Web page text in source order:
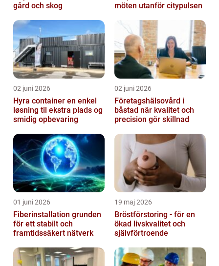
gård och skog
möten utanför citypulsen
02 juni 2026
Hyra container en enkel
løsning til ekstra plads og
smidig opbevaring
02 juni 2026
Företagshälsovård i
båstad när kvalitet och
precision gör skillnad
01 juni 2026
Fiberinstallation grunden
för ett stabilt och
framtidssäkert nätverk
19 maj 2026
Bröstförstoring - för en
ökad livskvalitet och
självförtroende